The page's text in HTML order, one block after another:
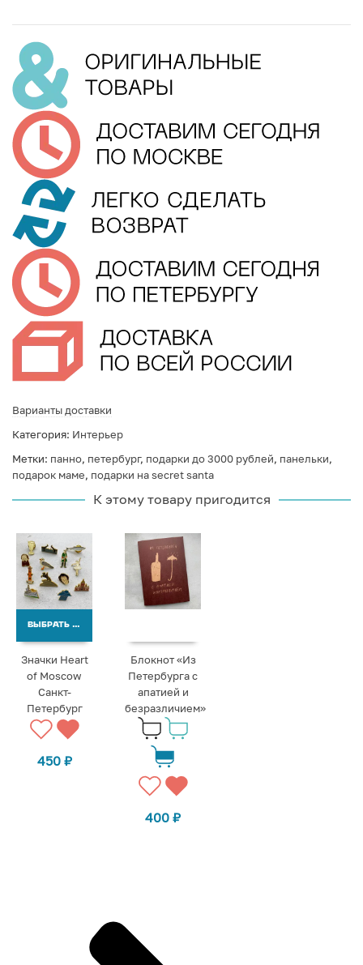
Варианты доставки
Категория: Интерьер
Метки: панно, петербург, подарки до 3000 рублей, панельки,
подарок маме, подарки на secret santa
К этому товару пригодится
ВЫБРАТЬ ВАРИАНТЫ
Значки Heart
of Moscow
Санкт-
Петербург
450 ₽
Блокнот «Из
Петербурга с
апатией и
безразличием»
400₽